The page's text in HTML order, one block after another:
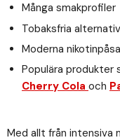
Många smakprofiler
Tobaksfria alternativ
Moderna
Populära produkter
Cherry Cola och
Med allt från intensiva